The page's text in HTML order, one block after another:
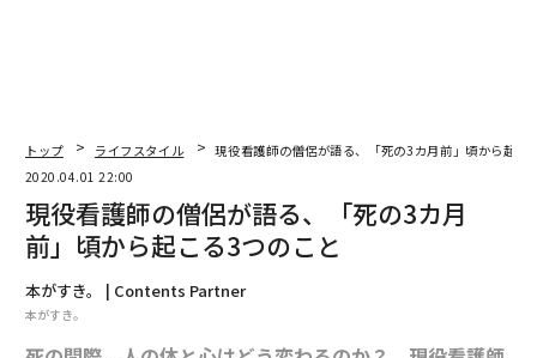
「悩みというより、もしかしたらそれは、親からの『解
放』であると捉えてもいいかもしれませんよ。かつての
親の、ある意味威圧的で、完璧なイメージが壊れること
こり得るのです。
トップ ライフスタイル
現役看護師の僧侶が語る、「死の3カ月前」頃から起こ
2020.04.01 22:00
現役看護師の僧侶が語る、「死の3カ月
前」頃から起こる3つのこと
本がすき。 | Contents Partner
本がすき。